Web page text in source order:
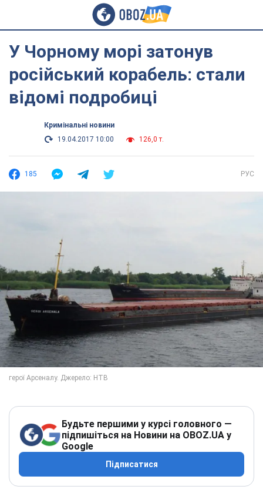
У Чорному морі затонув
російський корабель: стали
відомі подробиці
Кримінальні новини
19.04.2017 10:00
126,0 т.
185 РУС
Будьте першими у курсі головного —
підпишіться на Новини на OBOZ.UA у
Google
Підписатися